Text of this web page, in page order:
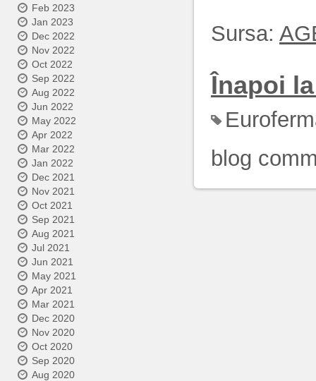
Feb 2023
Jan 2023
Dec 2022
Nov 2022
Oct 2022
Sep 2022
Aug 2022
Jun 2022
May 2022
Apr 2022
Mar 2022
Jan 2022
Dec 2021
Nov 2021
Oct 2021
Sep 2021
Aug 2021
Jul 2021
Jun 2021
May 2021
Apr 2021
Mar 2021
Dec 2020
Nov 2020
Oct 2020
Sep 2020
Aug 2020
Sursa:
Înapoi
blog